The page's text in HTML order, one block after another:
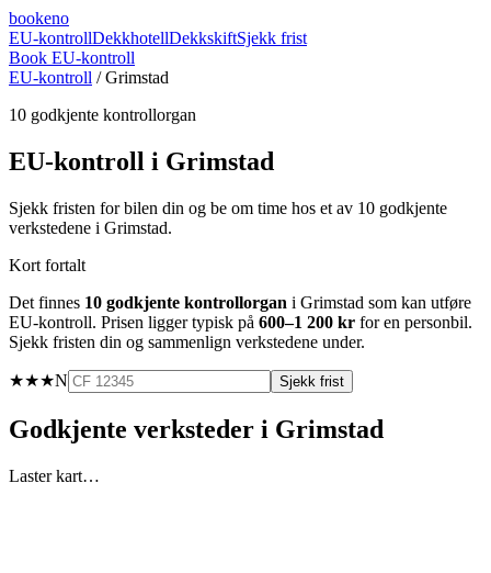
bookeno
EU-kontrollDekkhotellDekkskiftSjekk frist
Book EU-kontroll
EU-kontroll /Grimstad
10 godkjente kontrollorgan
EU-kontroll i Grimstad
Sjekk fristen for bilen din og be om time hos et av 10 godkjente
verkstedene i Grimstad.
Kort fortalt
Det finnes 10 godkjente kontrollorgan i Grimstad som kan utføre
EU-kontroll. Prisen ligger typisk på 600–1 200 kr for en personbil.
Sjekk fristen din og sammenlign verkstedene under.
★★★N Sjekk frist
Godkjente verksteder i Grimstad
Laster kart…